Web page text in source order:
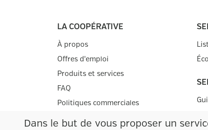
Dans le but de vous proposer un
LA COOPÉRATIVE
À propos
Offres d'emploi
Produits et services
FAQ
Politiques commerciales